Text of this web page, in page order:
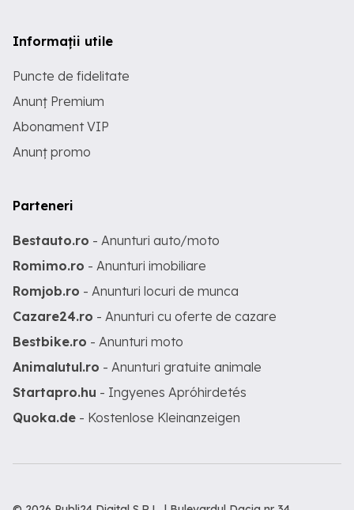
Informații utile
Puncte de fidelitate
Anunț Premium
Abonament VIP
Anunț promo
Parteneri
Bestauto.ro - Anunturi auto/moto
Romimo.ro - Anunturi imobiliare
Romjob.ro - Anunturi locuri de munca
Cazare24.ro - Anunturi cu oferte de cazare
Bestbike.ro - Anunturi moto
Animalutul.ro - Anunturi gratuite animale
Startapro.hu - Ingyenes Apróhirdetés
Quoka.de - Kostenlose Kleinanzeigen